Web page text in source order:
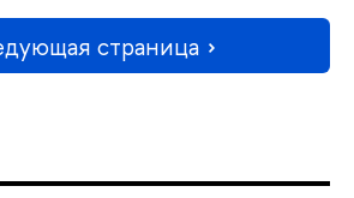
страница